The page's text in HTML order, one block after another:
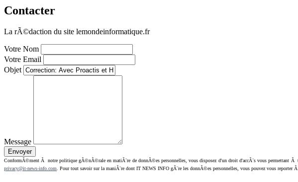
Contacter
La rÃ©daction du site lemondeinformatique.fr
Votre Nom
Votre Email
Objet
Message
ConformÃ©ment Ã notre politique gÃ©nÃ©rale en matiÃ¨re de donnÃ©es personnelles, vous disposez d'un droit d'accÃ¨s vous permettant
privacy@it-news-info.com . Pour tout savoir sur la maniÃ¨re dont IT NEWS INFO gÃ¨re les donnÃ©es personnelles, vous pouvez vous reporter